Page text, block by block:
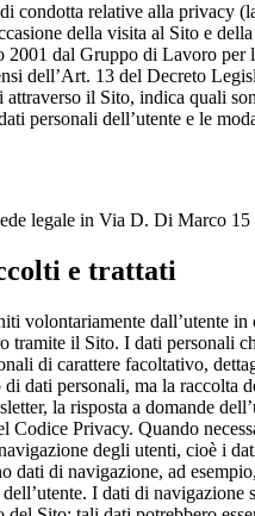
condotta relative alla privacy
della visita al Sito e
2001 dal Gruppo di Lavoro
dell’Art. 13 del Decreto
il Sito, indica quali
personali dell’utente e le
legale in Via D. Di Marco
e trattati
volontariamente dall’utente
tramite il Sito. I dati personali
di carattere facoltativo,
dati personali, ma la raccolta
la risposta a domande
Codice Privacy. Quando
degli utenti, cioè i
dati di navigazione, ad
I dati di